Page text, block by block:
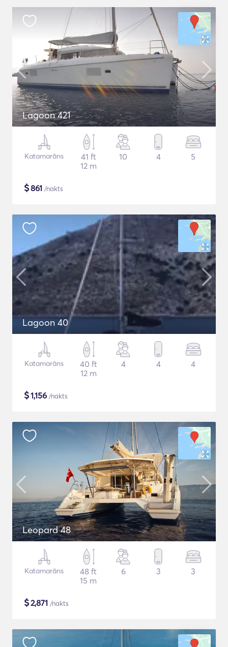
Lagoon 421
Katamarāns
41 ft
12 m
10 4 5
$861 /nakts
Lagoon 40
Katamarāns
40 ft
12 m
4 4 4
$1,156 /nakts
Leopard 48
Katamarāns
48 ft
15 m
6 3 3
$2,871 /nakts